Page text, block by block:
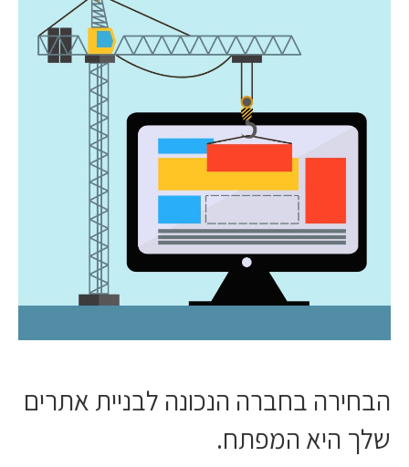
הבחירה בחברה הנכונה לבניית אתרים
שלך היא המפתח.